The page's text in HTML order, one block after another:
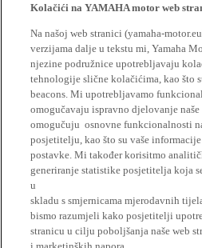
Kolačići na YAMAHA motor web
Na našoj web stranici (yamaha-
verzijama dalje u tekstu mi, Yamaha
njezine podružnice upotrebljavaju
tehnologije slične kolačićima, kao što
beacons. Mi upotrebljavamo
omogučavaju ispravno djelovanje naše
omogučuju osnovne funkcionalnosti
posjetitelju, kao što su vaše
postavke. Mi također korisitmo
generiranje statistike posjetitelja koja
u
skladu s smjernicama mjerodavnih
bismo razumjeli kako posjetitelji
stranicu u cilju poboljšanja naše web